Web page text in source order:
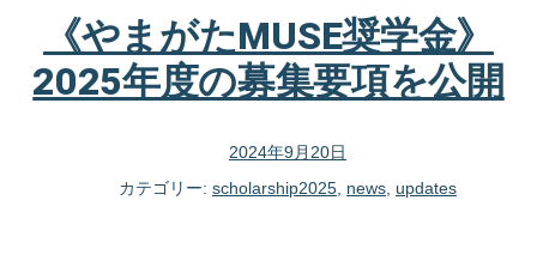
《やまがたMUSE奨学金》
2025年度の募集要項を公開
2024年9月20日
カテゴリー: scholarship2025 news updates